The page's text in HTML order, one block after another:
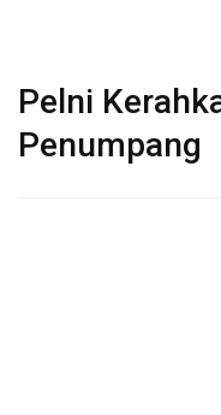
Pelni
Penumpang